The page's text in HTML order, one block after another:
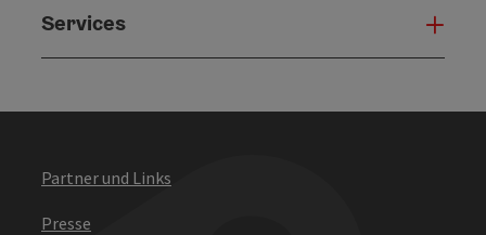
Services
Partner und Links
Presse